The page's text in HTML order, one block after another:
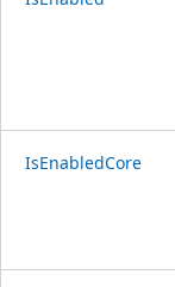
IsEnabledCore